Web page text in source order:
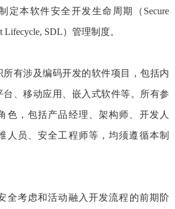
定本软件安全开发生命周期（Secure
Lifecycle, SDL）管理制度。
有涉及编码开发的软件项目，包括内
、移动应用、嵌入式软件等。所有参
色，包括产品经理、架构师、开发人
人员、安全工程师等，均须遵循本制
全考虑和活动融入开发流程的前期阶